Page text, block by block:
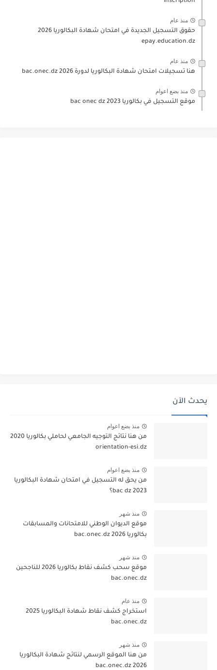
منذ عام
حقوق التسجيل الجديدة في امتحان شهادة البكالوريا 2026
epay.education.dz
منذ عام
هنا تسجيلات امتحان شهادة البكالوريا لدورة 2026 bac.onec.dz
منذ بضع اعوام
موقع التسجيل في بكالوريا 2023 bac onec dz
يحدث الآن
منذ بضع اعوام
من هنا نتائج التوجيه الجامعي لحاملي بكالوريا 2020
orientation-esi.dz
منذ بضع اعوام
من يحق له التسجيل في امتحان شهادة البكالوريا
bac dz 2023؟
منذ شهر
موقع الديوان الوطني للامتحانات والمسابقات
بكالوريا 2026 bac.onec.dz
منذ شهر
موقع سحب كشف نقاط بكالوريا 2026 للناجحين
bac.onec.dz
منذ عام
استخراج كشف نقاط شهادة البكالوريا 2025
bac.onec.dz
منذ شهر
من هنا الموقع الرسمي لنتائج شهادة البكالوريا
2026 bac.onec.dz